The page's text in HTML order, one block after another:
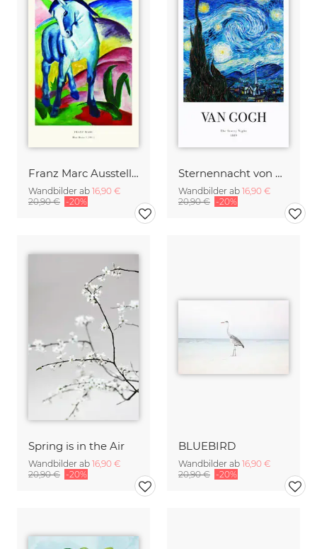
Franz Marc Ausstellungsposter - Der blaue Reiter I
Wandbilder ab 16,90 €
20,90 € -20%
Sternennacht von Vincent Van Gogh - Ausstellungsposter
Wandbilder ab 16,90 €
20,90 € -20%
Spring is in the Air
Wandbilder ab 16,90 €
20,90 € -20%
BLUEBIRD
Wandbilder ab 16,90 €
20,90 € -20%